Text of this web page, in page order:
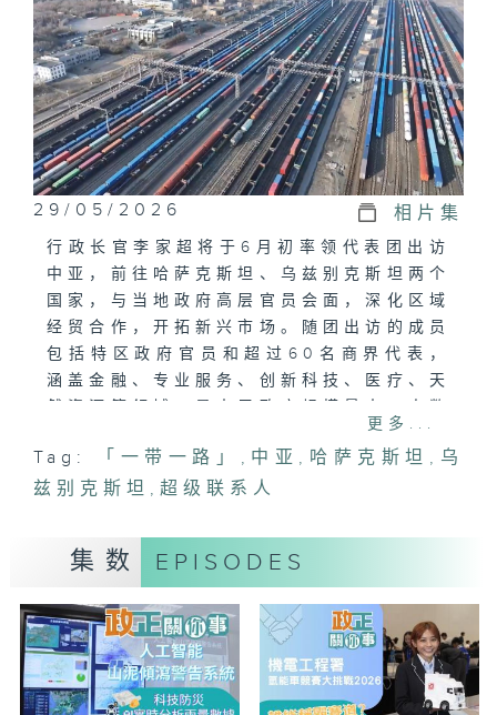
29/05/2026 相片集
行政长官李家超将于6月初率领代表团出访
中亚，前往哈萨克斯坦、乌兹别克斯坦两个
国家，与当地政府高层官员会面，深化区域
经贸合作，开拓新兴市场。随团出访的成员
包括特区政府官员和超过60名商界代表，
涵盖金融、专业服务、创新科技、医疗、天
最多、涵盖企业范围最广的外访代表团。
本集将由商贸代表分享中亚市场的潜力及香
更多...
Tag: 「一带一路」 , 中亚 , 哈萨克斯坦 , 乌
兹别克斯坦 ,超级联系人
集数 EPISODES